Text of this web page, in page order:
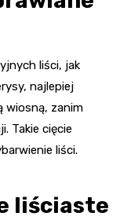
liści, jak
najlepiej
wiosną, zanim
Takie cięcie
liści.
liściaste